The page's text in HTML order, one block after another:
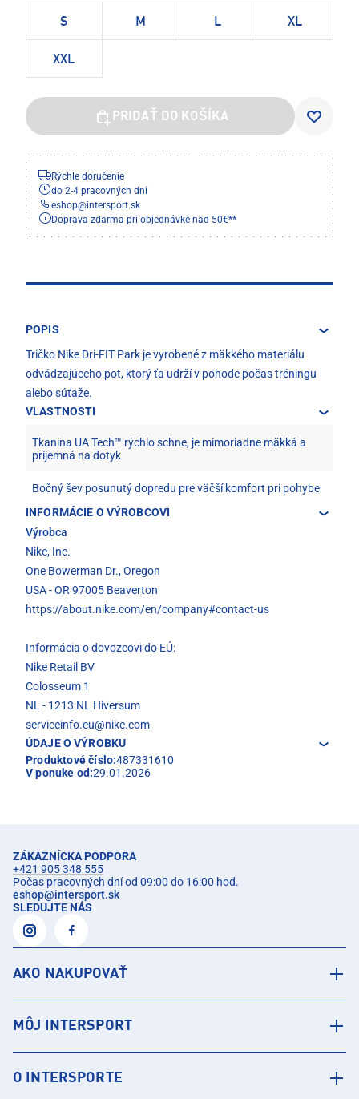
S M L XL
XXL
PRIDAŤ DO KOŠÍKA
Rýchle doručenie
do 2-4 pracovných dní
eshop@intersport.sk
Doprava zdarma pri objednávke nad 50€**
POPIS
Tričko Nike Dri-FIT Park je vyrobené z mäkkého materiálu
odvádzajúceho pot, ktorý ťa udrží v pohode počas tréningu
alebo súťaže.
VLASTNOSTI
Tkanina UA Tech™ rýchlo schne, je mimoriadne mäkká a
príjemná na dotyk
Bočný šev posunutý dopredu pre väčší komfort pri pohybe
INFORMÁCIE O VÝROBCOVI
Výrobca
Nike, Inc.
One Bowerman Dr., Oregon
USA - OR 97005 Beaverton
https://about.nike.com/en/company#contact-us
Informácia o dovozcovi do EÚ:
Nike Retail BV
Colosseum 1
NL - 1213 NL Hiversum
serviceinfo.eu@nike.com
ÚDAJE O VÝROBKU
Produktové číslo:487331610
V ponuke od:29.01.2026
ZÁKAZNÍCKA PODPORA
+421 905 348 555
Počas pracovných dní od 09:00 do 16:00 hod.
eshop@intersport.sk
SLEDUJTE NÁS
AKO NAKUPOVAŤ
MÔJ INTERSPORT
O INTERSPORTE